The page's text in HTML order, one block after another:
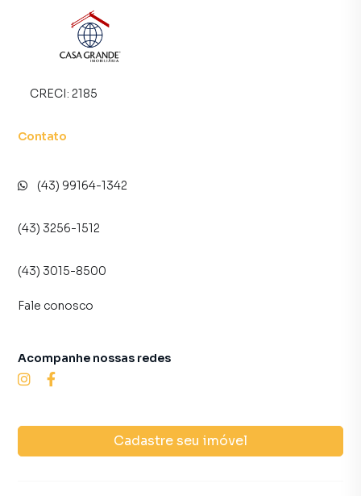
CRECI: 2185
Contato
(43) 99164-1342
(43) 3256-1512
(43) 3015-8500
Fale conosco
Cadastre seu imóvel
Acompanhe nossas redes